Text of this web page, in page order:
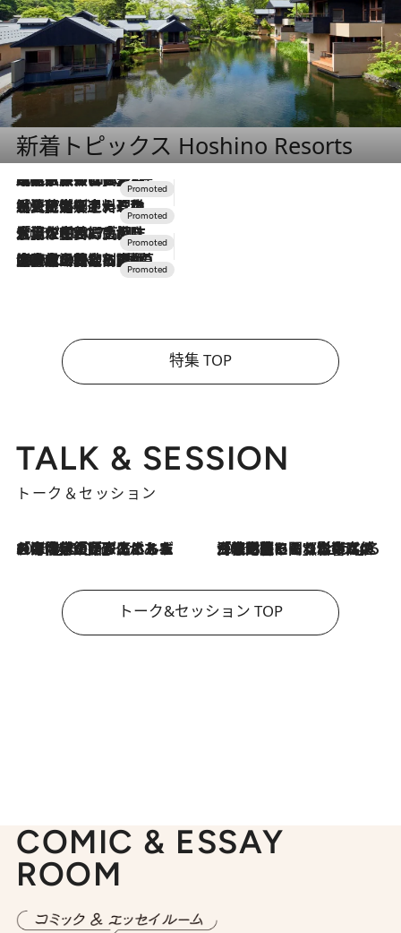
新着トピックス Hoshino Resorts
2026.7.31
【ホテル帰省】という選択肢をOMOが提案。家族とほどよい距離を保つには「昼は実家、夜は気兼ねなくホテルで！」
2026.7.24
【夏限定ディナーコース】旬を迎える稚鮎や花ズッキーニなどをイタリア・トスカーナの郷土料理の手法で満喫！
2026.7.17
「土佐和ハーブかき氷」がOMO7高知に登場！生姜、山椒、大葉など目にも舌にも涼を呼ぶ郷土の味
2026.7.10
NEW OPEN！【界 草津】名湯の地に誕生。趣の異なる2種の温泉と上州ならではの会席・蕎麦割烹など美食を味わう究極の癒やし旅
特集 TOP
TALK & SESSION
トーク＆セッション
2026.8.3
「今後値上げがあるとすれば…」「リスクがあるのは今年の冬」エネルギー専門家が語る、ホルムズ海峡封鎖が家庭にもたらす“ある心配” 2026.8.3
「住宅建てられない…」「サーチャージ料の高値が続いている」ホルムズ海峡封鎖による影響はいつまで続く？《エネルギー専門家に聞く“どうなる日本の暮らし”》
トーク&セッション TOP
COMIC & ESSAY
ROOM